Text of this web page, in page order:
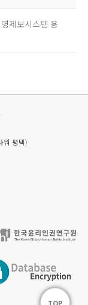
제보시스템 용
워 평택)